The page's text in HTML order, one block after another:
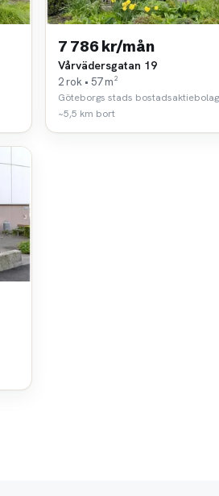
7 786 kr/mån
Vårvädersgatan 19
2 rok • 57 m²
Göteborgs stads bostadsaktiebolag
~5,5 km bort